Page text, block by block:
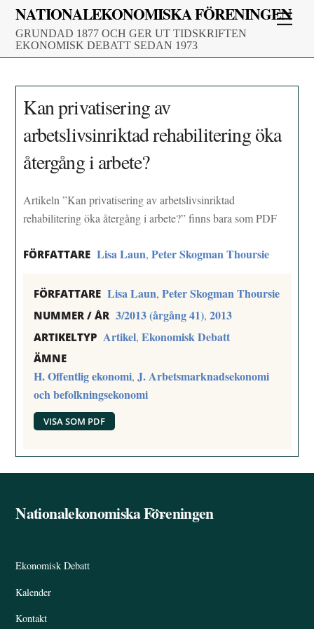
Skip
content
NATIONALEKONOMISKA FÖRENINGEN
GRUNDAD 1877 OCH GER UT TIDSKRIFTEN
EKONOMISK DEBATT SEDAN 1973
Kan privatisering av
arbetslivsinriktad rehabilitering öka
återgång i arbete?
Artikeln ”Kan privatisering av arbetslivsinriktad
rehabilitering öka återgång i arbete?” finns bara som PDF
FÖRFATTARE Lisa Laun,Peter Skogman Thoursie
FÖRFATTARE Lisa Laun,Peter Skogman Thoursie
NUMMER / ÅR 3/2013 (årgång 41),2013
ARTIKELTYP Artikel,Ekonomisk Debatt
ÄMNE
H. Offentlig ekonomi,J. Arbetsmarknadsekonomi
och befolkningsekonomi
VISA SOM PDF
Back
Nationalekonomiska Föreningen
Ekonomisk Debatt
Kalender
Kontakt